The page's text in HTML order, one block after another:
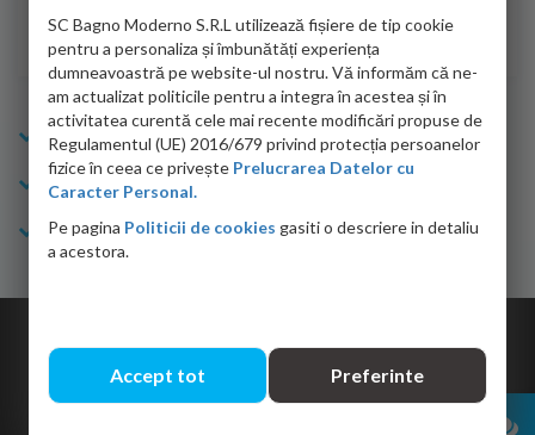
Sofrone Viviana -28.07.2026
Info Bagno
Cumparaturi
Suport clienti
SC Bagno Moderno S.R.L utilizează fișiere de tip cookie
pentru a personaliza și îmbunătăți experiența
dumneavoastră pe website-ul nostru. Vă informăm că ne-
am actualizat politicile pentru a integra în acestea și în
activitatea curentă cele mai recente modificări propuse de
Regulamentul (UE) 2016/679 privind protecția persoanelor
fizice în ceea ce privește Prelucrarea Datelor cu
Caracter Personal.
Pe pagina Politicii de cookies gasiti o descriere in detaliu
a acestora.
Accept tot Preferinte